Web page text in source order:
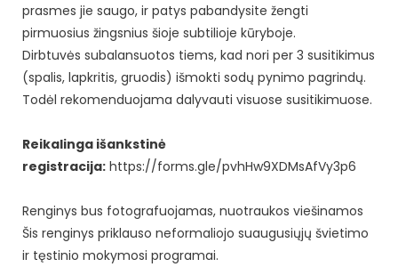
prasmes jie saugo, ir patys pabandysite žengti
pirmuosius žingsnius šioje subtilioje kūryboje.
Dirbtuvės subalansuotos tiems, kad nori per 3 susitikimus
(spalis, lapkritis, gruodis) išmokti sodų pynimo pagrindų.
Todėl rekomenduojama dalyvauti visuose susitikimuose.
Reikalinga išankstinė
registracija: https://forms.gle/pvhHw9XDMsAfVy3p6
Renginys bus fotografuojamas, nuotraukos viešinamos
Šis renginys priklauso neformaliojo suaugusiųjų švietimo
ir tęstinio mokymosi programai.